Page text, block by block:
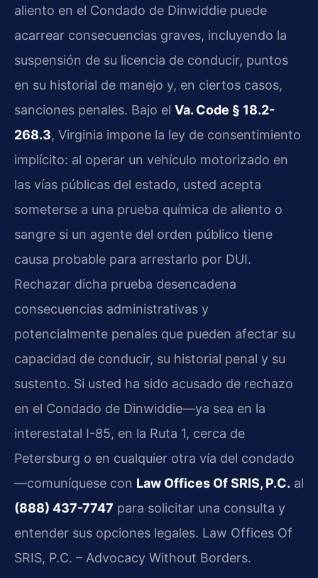
aliento en el Condado de Dinwiddie puede
acarrear consecuencias graves, incluyendo la
suspensión de su licencia de conducir, puntos
en su historial de manejo y, en ciertos casos,
sanciones penales. Bajo el Va. Code § 18.2-
268.3, Virginia impone la ley de consentimiento
implícito: al operar un vehículo motorizado en
las vías públicas del estado, usted acepta
someterse a una prueba química de aliento o
sangre si un agente del orden público tiene
causa probable para arrestarlo por DUI.
Rechazar dicha prueba desencadena
consecuencias administrativas y
potencialmente penales que pueden afectar su
capacidad de conducir, su historial penal y su
sustento. Si usted ha sido acusado de rechazo
en el Condado de Dinwiddie—ya sea en la
interestatal I-85, en la Ruta 1, cerca de
Petersburg o en cualquier otra vía del condado
—comuníquese con Law Offices Of SRIS, P.C. al
(888) 437-7747 para solicitar una consulta y
entender sus opciones legales. Law Offices Of
SRIS, P.C. – Advocacy Without Borders.